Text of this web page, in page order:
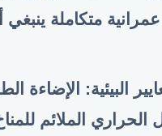
متكاملة
البيئية: الإضاءة
الحراري الملائم